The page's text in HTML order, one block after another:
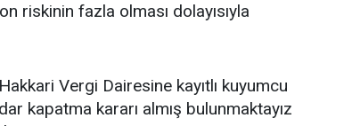
riskinin fazla olması dolayısıyla
Vergi Dairesine kayıtlı kuyumcu
kapatma kararı almış bulunmaktayız